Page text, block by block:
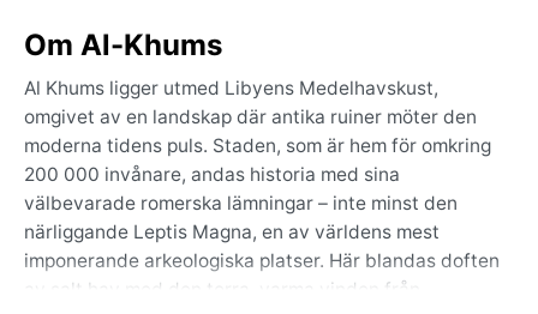
Om Al-Khums
Al Khums ligger utmed Libyens Medelhavskust,
omgivet av en landskap där antika ruiner möter den
moderna tidens puls. Staden, som är hem för omkring
200 000 invånare, andas historia med sina
välbevarade romerska lämningar – inte minst den
närliggande Leptis Magna, en av världens mest
imponerande arkeologiska platser. Här blandas doften
av salt hav med den torra, varma vinden från